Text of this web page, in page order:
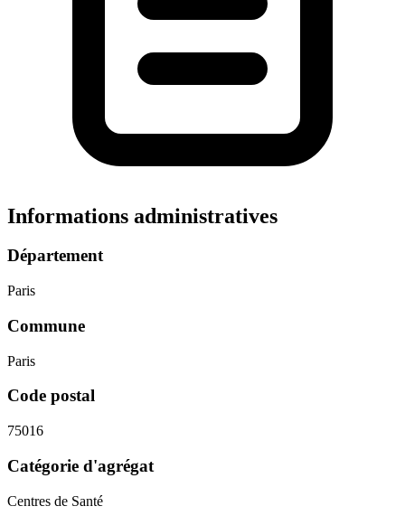
Informations administratives
Département
Paris
Commune
Paris
Code postal
75016
Catégorie d'agrégat
Centres de Santé